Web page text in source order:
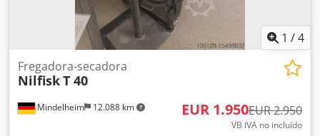
1 /4
Mindelheim 12.088 km
Fregadora-secadora
NilfiskT 40
EUR 1.950EUR 2.950
VB IVA no incluído